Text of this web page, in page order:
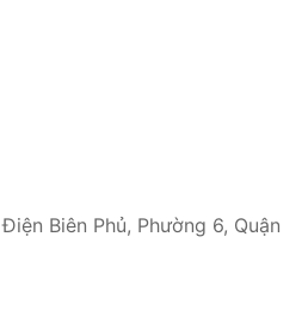
Điện Biên Phủ, Phường 6, Quận